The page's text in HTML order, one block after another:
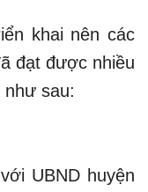
khai nên các
đạt được nhiều
như sau:
UBND huyện